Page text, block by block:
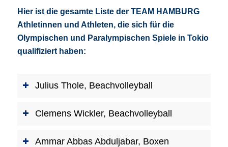
Hier ist die gesamte Liste der TEAM HAMBURG
Athletinnen und Athleten, die sich für die
Olympischen und Paralympischen Spiele in Tokio
qualifiziert haben:
Julius Thole, Beachvolleyball
Clemens Wickler, Beachvolleyball
Ammar Abbas Abduljabar, Boxen